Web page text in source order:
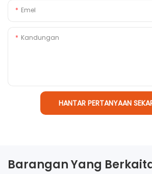
Emel
Kandungan
HANTAR PERTANYAAN
Barangan Yang